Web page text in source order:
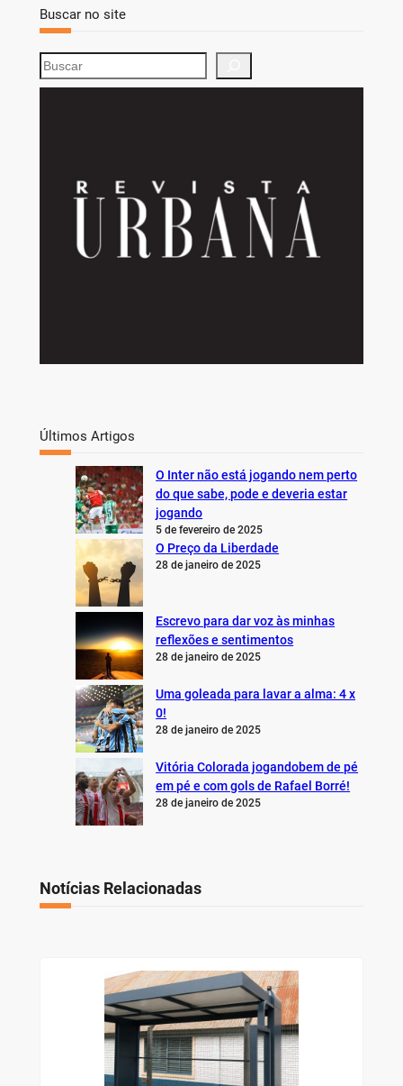
Buscar no site
S
e
Últimos Artigos
O Inter não está jogando nem perto
do que sabe, pode e deveria estar
jogando
5 de fevereiro de 2025
O Preço da Liberdade
28 de janeiro de 2025
Escrevo para dar voz às minhas
reflexões e sentimentos
28 de janeiro de 2025
Uma goleada para lavar a alma: 4 x
0!
28 de janeiro de 2025
Vitória Colorada jogandobem de pé
em pé e com gols de Rafael Borré!
28 de janeiro de 2025
Notícias Relacionadas